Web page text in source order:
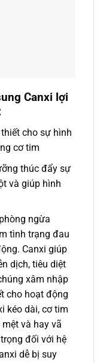
Canxi lợi
cho sự hình
cơ tim
thúc đẩy sự
và giúp hình
ngừa
tình trạng đau
Canxi giúp
dịch, tiêu diệt
xâm nhập
cho hoạt động
kéo dài, cơ tim
và hay vã
đối với hệ
dễ bị suy